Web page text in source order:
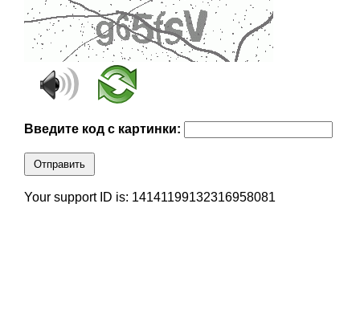
Введите код с картинки:
Отправить
Your support ID is: 14141199132316958081